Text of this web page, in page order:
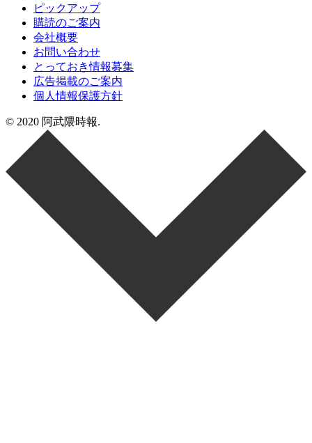
ピックアップ
購読のご案内
会社概要
お問い合わせ
とっておき情報募集
広告掲載のご案内
個人情報保護方針
© 2020 阿武隈時報.